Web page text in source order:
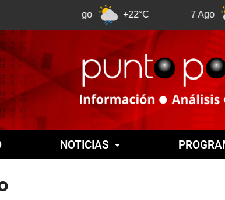
+22°C 7 Ago +20°C
NOTICIAS